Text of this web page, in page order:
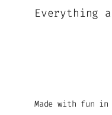
Everything
Made with fun in